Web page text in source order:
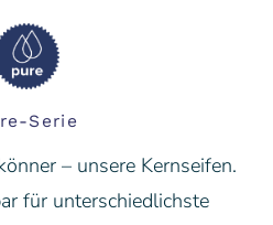
Serie
– unsere Kernseifen.
für unterschiedlichste